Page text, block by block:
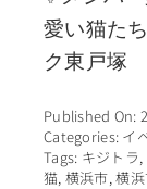
愛い猫た
ク東戸塚
Published On:
Categories: イ
Tags: キジトラ,
猫, 横浜市,横